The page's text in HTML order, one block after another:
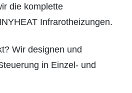
die komplette
Infrarotheizungen.
Wir designen und
in Einzel- und